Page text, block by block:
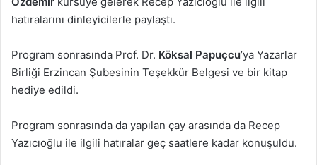
hatıralarını dinleyicilerle paylaştı.
Program sonrasında Prof. Dr. Köksal Papuçcu’ya Yazarlar
Birliği Erzincan Şubesinin Teşekkür Belgesi ve bir kitap
hediye edildi.
Program sonrasında da yapılan çay arasında da Recep
Yazıcıoğlu ile ilgili hatıralar geç saatlere kadar konuşuldu.